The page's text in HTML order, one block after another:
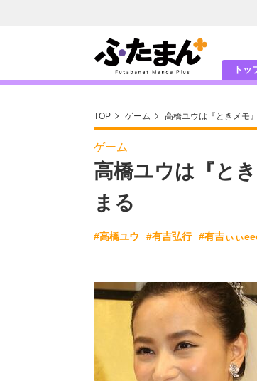
トッ
TOP ゲーム 高橋ユウは『ときメモ
ゲーム
高橋ユウは『と
まる
#高橋ユウ #有吉弘行 #有吉ぃぃ